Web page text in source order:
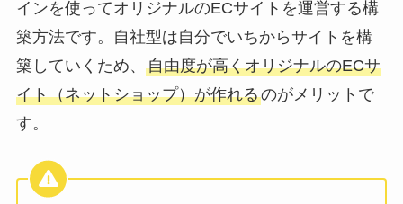
インを使ってオリジナルのECサイトを運営する構
築方法です。自社型は自分でいちからサイトを構
築していくため、 自由度が高くオリジナルのECサ
イト（ネットショップ）が作れるのがメリットで
す。